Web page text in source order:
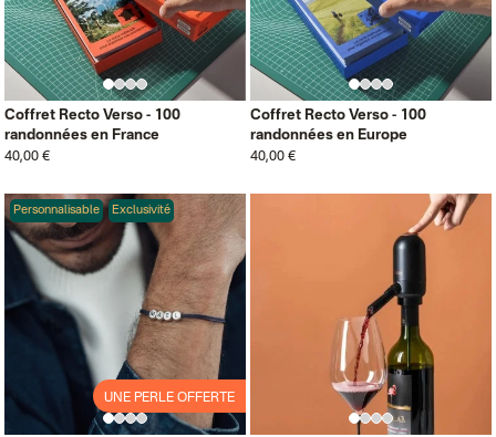
Coffret Recto Verso - 100
randonnées en France
40,00 €
Coffret Recto Verso - 100
randonnées en Europe
40,00 €
Personnalisable Exclusivité
UNE PERLE OFFERTE